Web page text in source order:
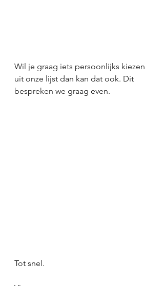
Wil je graag iets persoonlijks kiezen
uit onze lijst dan kan dat ook. Dit
bespreken we graag even.
Tot snel.